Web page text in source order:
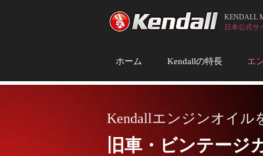
KENDALL
日本公式サ
ホーム Kendallの特長 エ
Kendallエンジンオイル
旧車・ビンテージ